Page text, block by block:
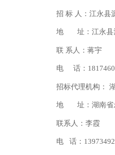
招 标 人：江永县
地 址：江永县
联 系人：蒋宇
电 话：
招标代理机构：
地 址：湖南省永
联系人：李霞
电 话：